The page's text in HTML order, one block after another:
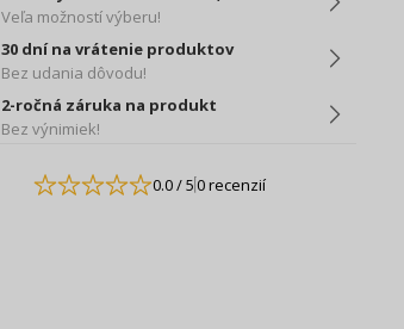
Veľa možností výberu!
30 dní na vrátenie produktov
Bez udania dôvodu!
2-ročná záruka na produkt
Bez výnimiek!
0.0/ 50 recenzií